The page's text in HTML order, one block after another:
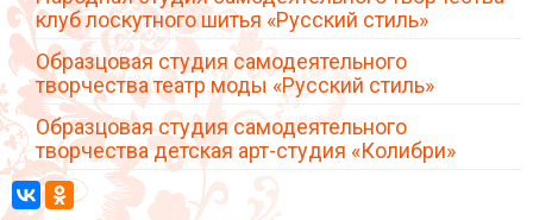
клуб лоскутного шитья «Русский стиль»
Образцовая студия самодеятельного
творчества театр моды «Русский стиль»
Образцовая студия самодеятельного
творчества детская арт-студия «Колибри»